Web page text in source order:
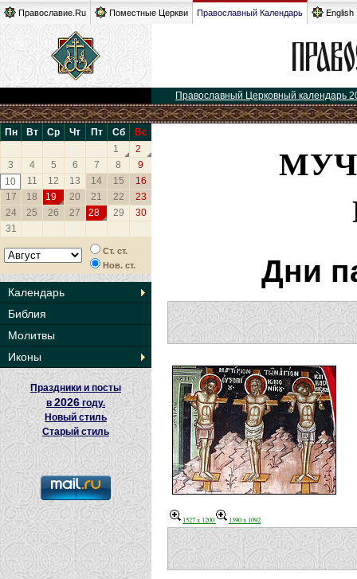
Православие.Ru Поместные Церкви Православный Календарь English
Православный Церковный календарь
Пн Вт Ср Чт Пт Сб
Вс
1
2
3
4 5 6 7 8
9
10
11 12 13 14 15
16
17
18 19 20 21 22
23
24
25 26 27 28 29
30
31
Ст. ст.
Нов. ст.
Календарь
Библия
Молитвы
Иконы
Праздники и посты
в2026 году.
Новый стиль
Старый стиль
Дни
1527 x 1200 1390 x 1092